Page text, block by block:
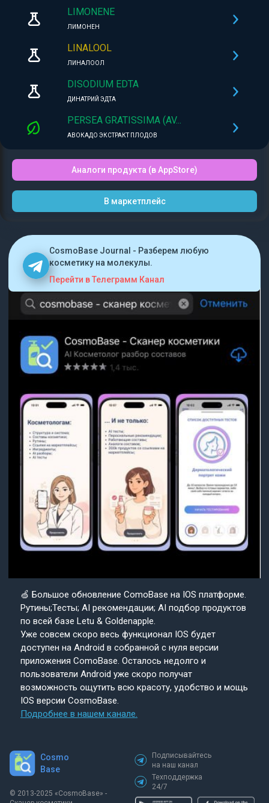
LIMONENE
ЛИМОНЕН
LINALOOL
ЛИНАЛООЛ
DISODIUM EDTA
ДИНАТРИЙ ЭДТА
PERSEA GRATISSIMA (AV...
АВОКАДО ЭКСТРАКТ ПЛОДОВ
Аналоги продукта (в AppStore)
В маркетплейс
CosmoBase Journal - Разберем любую
косметику на молекулы.
Перейти в Телеграмм Канал
🍏 Большое обновление ComoBase на IOS платформе.
Рутины;Тесты; AI рекомендации; AI подбор продуктов
по всей базе Letu & Goldenapple.
Уже совсем скоро весь функционал IOS будет
доступен на Android в собранной с нуля версии
приложения ComoBase. Осталось недолго и
пользователи Android уже скоро получат
возможность ощутить всю красоту, удобство и мощь
IOS версии CosmoBase.
Подробнее в нашем канале.
Cosmo
Base
© 2013-2025 «СosmoBase» -
Подписывайтесь
на наш канал
Техподдержка
24/7